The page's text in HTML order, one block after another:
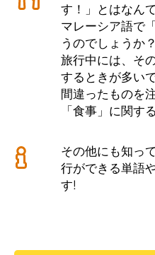
す！」とはなん
マレーシア語で
うのでしょうか？
旅行中には、そ
するときが多い
間違ったものを
「食事」に関す
その他にも知っ
行ができる単語
す!